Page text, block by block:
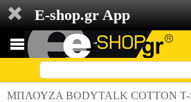
E-shop.gr App
ΜΠΛΟΥΖΑ BODYTALK COTTON